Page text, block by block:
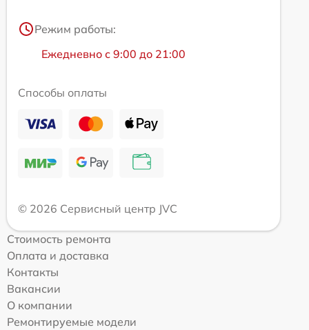
Режим работы:
Ежедневно с 9:00 до 21:00
Способы оплаты
© 2026 Сервисный центр JVC
Стоимость ремонта
Оплата и доставка
Контакты
Вакансии
О компании
Ремонтируемые модели